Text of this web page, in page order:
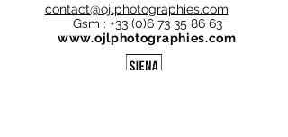
contact@ojlphotographies.com
Gsm : +33 (0)6 73 35 86 63
www.ojlphotographies.com